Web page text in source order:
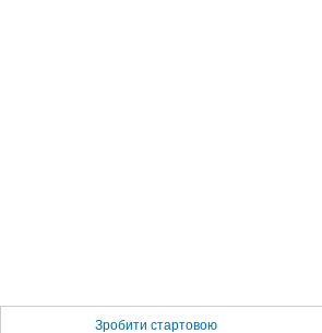
Зробити стартовою